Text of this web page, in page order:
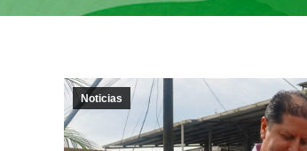
Noticias